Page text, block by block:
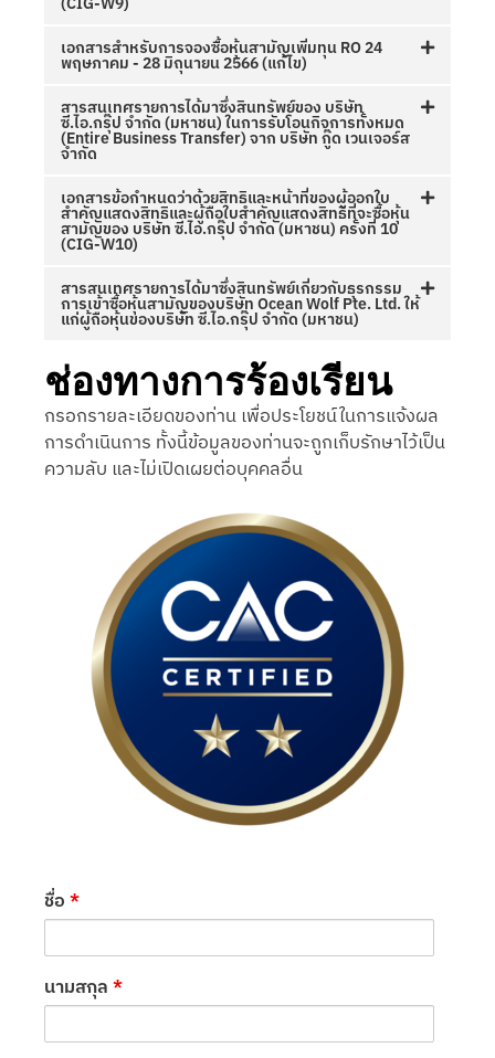
เอกสารสำหรับการจองซื้อหุ้นสามัญเพิ่มทุน RO 24
พฤษภาคม - 28 มิถุนายน 2566 (แก้ไข)
สารสนเทศรายการได้มาซึ่งสินทรัพย์ของ บริษัท
ซี.ไอ.กรุ๊ป จำกัด (มหาชน) ในการรับโอนกิจการทั้งหมด
(Entire Business Transfer) จาก บริษัท กู๊ด เวนเจอร์ส
จำกัด
เอกสารข้อกำหนดว่าด้วยสิทธิและหน้าที่ของผู้ออกใบ
สำคัญแสดงสิทธิและผู้ถือใบสำคัญแสดงสิทธิที่จะซื้อหุ้น
สามัญของ บริษัท ซี.ไอ.กรุ๊ป จำกัด (มหาชน) ครั้งที่ 10
(CIG-W10)
สารสนเทศรายการได้มาซึ่งสินทรัพย์เกี่ยวกับธุรกรรม
การเข้าซื้อหุ้นสามัญของบริษัท Ocean Wolf Pte. Ltd. ให้
แก่ผู้ถือหุ้นของบริษัท ซี.ไอ.กรุ๊ป จำกัด (มหาชน)
ช่องทางการร้องเรียน
กรอกรายละเอียดของท่าน เพื่อประโยชน์ในการแจ้งผล
การดำเนินการ ทั้งนี้ข้อมูลของท่านจะถูกเก็บรักษาไว้เป็น
ความลับ และไม่เปิดเผยต่อบุคคลอื่น
ชื่อ *
นามสกุล *